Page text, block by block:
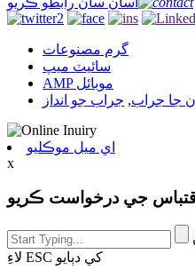
گرم مصنوعات
سائيٽ ميپ
AMP موبائل
جا جراب, جراب جو انداز
اي ميل موڪليو
x
جي درخواست ڪريو
لاءِ ESC کي دٻايو